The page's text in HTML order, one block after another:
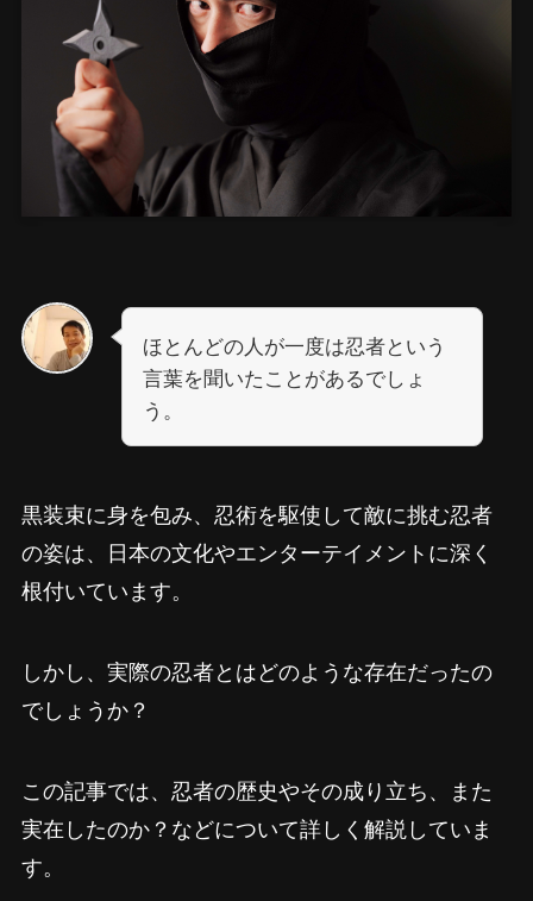
ほとんどの人が一度は忍者という
言葉を聞いたことがあるでしょ
う。
黒装束に身を包み、忍術を駆使して敵に挑む忍者
の姿は、日本の文化やエンターテイメントに深く
根付いています。
しかし、実際の忍者とはどのような存在だったの
でしょうか？
この記事では、忍者の歴史やその成り立ち、また
実在したのか？などについて詳しく解説していま
す。